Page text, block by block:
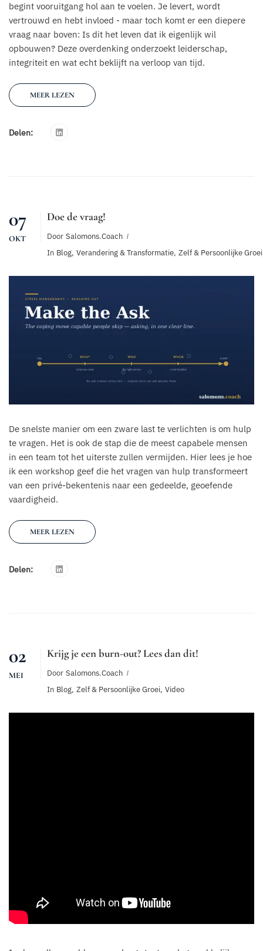
begint vooruitgang hol aan te voelen. Je levert, wordt
vertrouwd en hebt invloed - maar toch komt er een diepere
vraag naar boven: Is dit het leven dat ik eigenlijk wil
opbouwen? Deze overdenking onderzoekt leiderschap,
integriteit en wat echt beklijft na verloop van tijd.
MEER LEZEN
Delen:
07
OKT
Doe de vraag!
Door Salomons.coach
In Blog, Verandering & Transformatie, Zelf & Persoonlijke Groei
De snelste manier om een zware last te verlichten is om hulp
te vragen. Het is ook de stap die de meest capabele mensen
in een team tot het uiterste zullen vermijden. Hier lees je hoe
ik een workshop geef die het vragen van hulp transformeert
van een privé-bekentenis naar een gedeelde, geoefende
vaardigheid.
MEER LEZEN
Delen:
02
MEI
Krijg je een burn-out? Lees dan dit!
Door Salomons.coach
In Blog, Zelf & Persoonlijke Groei, Video